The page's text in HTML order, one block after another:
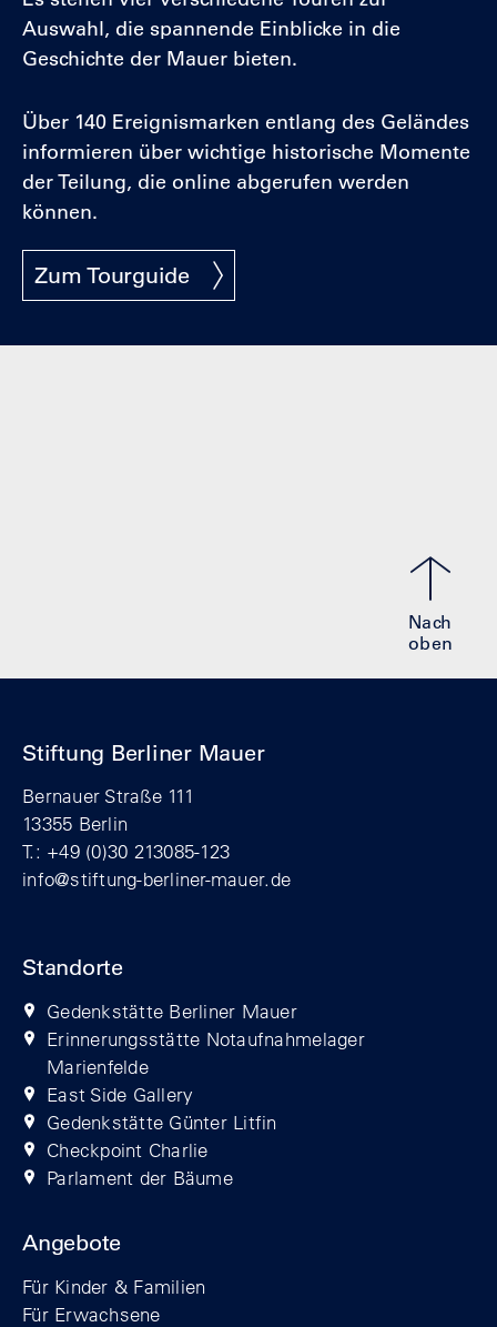
Auswahl, die spannende Einblicke in die
Geschichte der Mauer bieten.
Über 140 Ereignismarken entlang des Geländes
informieren über wichtige historische Momente
der Teilung, die online abgerufen werden
können.
Zum Tourguide
Nach
oben
Stiftung Berliner Mauer
Bernauer Straße 111
13355 Berlin
T.: +49 (0)30 213085-123
info@stiftung-berliner-mauer.de
Standorte
Gedenkstätte Berliner Mauer
Erinnerungsstätte Notaufnahmelager
Marienfelde
East Side Gallery
Gedenkstätte Günter Litfin
Checkpoint Charlie
Parlament der Bäume
Angebote
Für Kinder & Familien
Für Erwachsene